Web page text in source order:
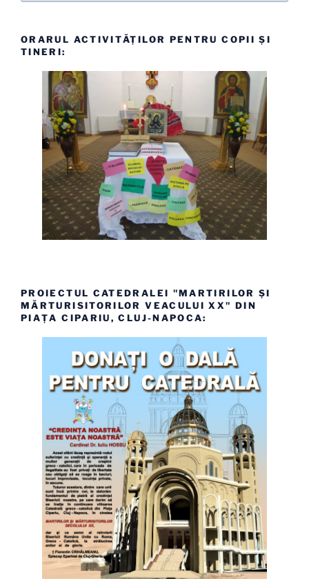
ORARUL ACTIVITĂȚILOR PENTRU COPII ȘI
TINERI:
PROIECTUL CATEDRALEI "MARTIRILOR ȘI
MĂRTURISITORILOR VEACULUI XX" DIN
PIAȚA CIPARIU, CLUJ-NAPOCA: